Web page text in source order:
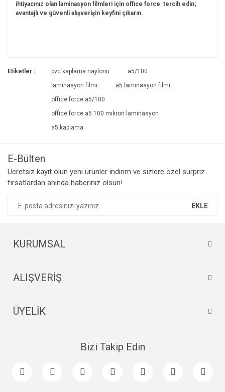
ihtiyacınız olan laminasyon filmleri için offıce force tercih edin;
avantajlı ve güvenli alışverişin keyfini çıkarın.
Görüş ve önerileriniz için teşekkür ederiz.
Ürün resmi kalitesiz, bozuk veya görüntülenemiyor.
Ürün açıklamasında eksik bilgiler bulunuyor.
Ürün bilgilerinde hatalar bulunuyor.
Bu ürüne benzer farklı alternatifler olmalı.
Etiketler : pvc kaplama naylonu
a5/100
laminasyon filmi
a5 laminasyon filmi
office force a5/100
office force a5 100 mikron laminasyon
a5 kaplama
E-Bülten
Ücretsiz kayıt olun yeni ürünler indirim ve sizlere özel sürpriz
fırsatlardan anında haberiniz olsun!
EKLE
KURUMSAL
ALIŞVERİŞ
ÜYELİK
Bizi Takip Edin